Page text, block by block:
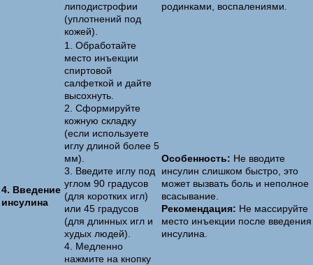
липодистрофии
(уплотнений под
кожей).
родинками, воспалениями.
4. Введение
инсулина
1. Обработайте
место инъекции
спиртовой
салфеткой и дайте
высохнуть.
2. Сформируйте
кожную складку
(если используете
иглу длиной более 5
мм).
3. Введите иглу под
углом 90 градусов
(для коротких игл)
или 45 градусов
(для длинных игл и
худых людей).
4. Медленно
нажмите на кнопку
Особенность: Не вводите
инсулин слишком быстро, это
может вызвать боль и неполное
всасывание.
Рекомендация: Не массируйте
место инъекции после введения
инсулина.